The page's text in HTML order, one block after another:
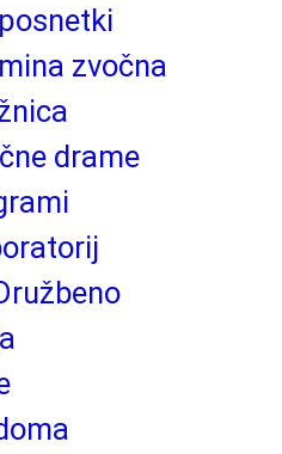
zvočna
drame